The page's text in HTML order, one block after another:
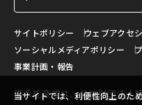
当サイトでは、利便性向上のた
お問い合わせ
サイトポリシー
ウェブアクセ
ソーシャルメディアポリシー
事業計画・報告
横浜能楽堂は、公益財団法人